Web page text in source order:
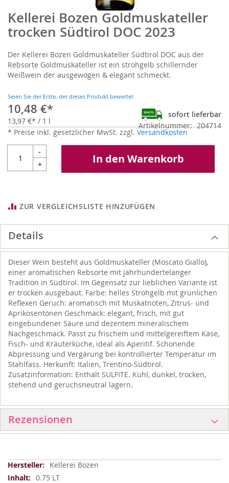
Kellerei Bozen Goldmuskateller
trocken Südtirol DOC 2023
Der Kellerei Bozen Goldmuskateller Südtirol DOC aus der
Rebsorte Goldmuskateller ist ein strohgelb schillernder
Weißwein der ausgewogen & elegant schmeckt.
Seien Sie der Erste, der dieses Produkt bewertet
10,48 €
13,97 € / 1 l
sofort lieferbar
Artikelnummer
204714
* Preise inkl. gesetzlicher MwSt. zzgl. Versandkosten
-
+
In den Warenkorb
ZUR VERGLEICHSLISTE HINZUFÜGEN
Zum
Anfang
der
springen
Details
Dieser Wein besteht aus Goldmuskateller (Moscato Giallo),
einer aromatischen Rebsorte mit jahrhundertelanger
Tradition in Südtirol. Im Gegensatz zur lieblichen Variante ist
er trocken ausgebaut. Farbe: helles Strohgelb mit grünlichen
Reflexen Geruch: aromatisch mit Muskatnoten, Zitrus- und
Aprikosentönen Geschmack: elegant, frisch, mit gut
eingebundener Säure und dezentem mineralischem
Nachgeschmack. Passt zu frischem und mittelgereiftem Käse,
Fisch- und Kräuterküche, ideal als Aperitif. Schonende
Abpressung und Vergärung bei kontrollierter Temperatur im
Stahlfass. Herkunft: Italien, Trentino-Südtirol.
Zusatzinformation: Enthält SULFITE. Kühl, dunkel, trocken,
stehend und geruchsneutral lagern.
Rezensionen
Weitere
Informationen
Kellerei Bozen
0.75 LT